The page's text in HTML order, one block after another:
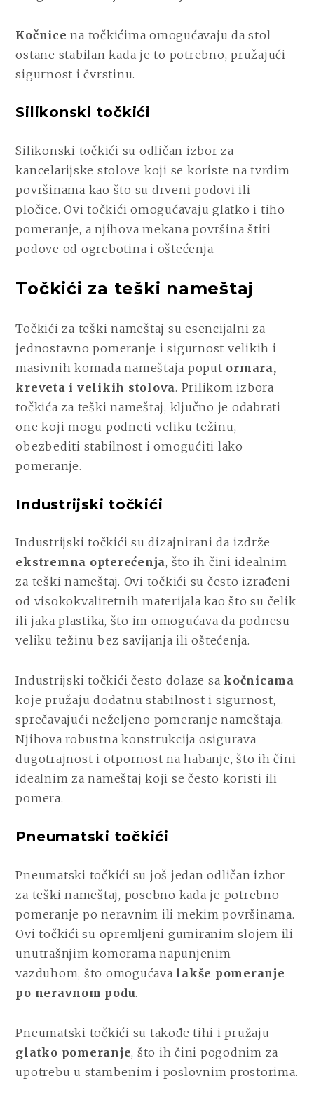
Kočnice na točkićima omogućavaju da stol
ostane stabilan kada je to potrebno, pružajući
sigurnost i čvrstinu.
Silikonski točkići
Silikonski točkići su odličan izbor za
kancelarijske stolove koji se koriste na tvrdim
površinama kao što su drveni podovi ili
pločice. Ovi točkići omogućavaju glatko i tiho
pomeranje, a njihova mekana površina štiti
podove od ogrebotina i oštećenja.
Točkići za teški nameštaj
Točkići za teški nameštaj su esencijalni za
jednostavno pomeranje i sigurnost velikih i
masivnih komada nameštaja poput ormara,
kreveta i velikih stolova. Prilikom izbora
točkića za teški nameštaj, ključno je odabrati
one koji mogu podneti veliku težinu,
obezbediti stabilnost i omogućiti lako
pomeranje.
Industrijski točkići
Industrijski točkići su dizajnirani da izdrže
ekstremna opterećenja, što ih čini idealnim
za teški nameštaj. Ovi točkići su često izrađeni
od visokokvalitetnih materijala kao što su čelik
ili jaka plastika, što im omogućava da podnesu
veliku težinu bez savijanja ili oštećenja.
Industrijski točkići često dolaze sakočnicama
koje pružaju dodatnu stabilnost i sigurnost,
sprečavajući neželjeno pomeranje nameštaja.
Njihova robustna konstrukcija osigurava
dugotrajnost i otpornost na habanje, što ih čini
idealnim za nameštaj koji se često koristi ili
pomera.
Pneumatski točkići
Pneumatski točkići su još jedan odličan izbor
za teški nameštaj, posebno kada je potrebno
pomeranje po neravnim ili mekim površinama.
Ovi točkići su opremljeni gumiranim slojem ili
unutrašnjim komorama napunjenim
vazduhom, što omogućava lakše pomeranje
po neravnom podu.
Pneumatski točkići su takođe tihi i pružaju
glatko pomeranje, što ih čini pogodnim za
upotrebu u stambenim i poslovnim prostorima.